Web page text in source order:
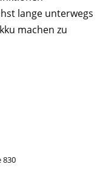
lange unterwegs
machen zu
830